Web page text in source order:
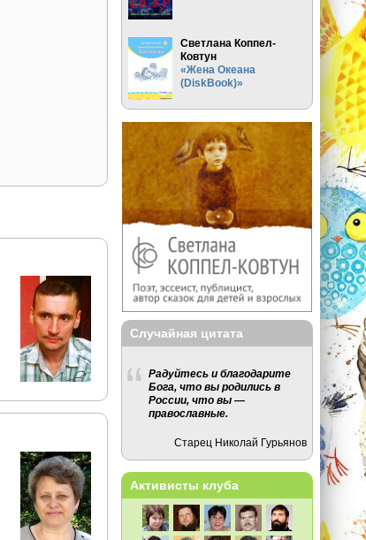
Светлана Коппел-
Ковтун
«Жена Океана
(DiskBook)»
Случайная цитата
Радуйтесь и благодарите
Бога, что вы родились в
России, что вы —
православные.
Старец Николай Гурьянов
Активисты клуба